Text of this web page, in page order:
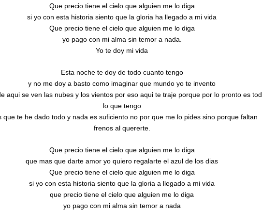
Que precio tiene el cielo que alguien me lo diga
si yo con esta historia siento que la gloria ha llegado a mi vida
Que precio tiene el cielo que alguien me lo diga
yo pago con mi alma sin temor a nada.
Yo te doy mi vida
Esta noche te doy de todo cuanto tengo
y no me doy a basto como imaginar que mundo yo te invento
aqui se ven las nubes y los vientos por eso aqui te traje porque por lo pronto es
lo que tengo
que te he dado todo y nada es suficiento no por que me lo pides sino porque faltan
frenos al quererte.
Que precio tiene el cielo que alguien me lo diga
que mas que darte amor yo quiero regalarte el azul de los dias
Que precio tiene el cielo que alguien me lo diga
si yo con esta historia siento que la gloria a llegado a mi vida
que precio tiene el cielo que alguien me lo diga
yo pago con mi alma sin temor a nada